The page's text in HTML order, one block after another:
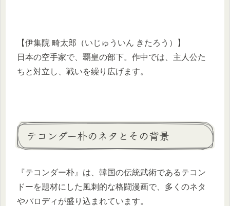
【伊集院 畸太郎（いじゅういん きたろう）】
日本の空手家で、覇皇の部下。作中では、主人公た
ちと対立し、戦いを繰り広げます。
テコンダー朴のネタとその背景
『テコンダー朴』は、韓国の伝統武術であるテコン
ドーを題材にした風刺的な格闘漫画で、多くのネタ
やパロディが盛り込まれています。